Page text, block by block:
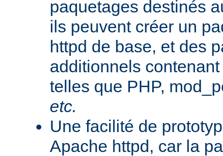
paquetages destinés
ils peuvent créer un
httpd de base, et des
additionnels
telles que PHP,
etc.
Une facilité de
Apache httpd, car la